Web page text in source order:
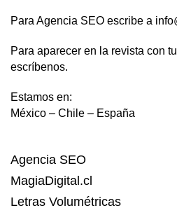
Para Agencia SEO escribe a
Para aparecer en la revista con
escríbenos.
Estamos en:
México – Chile – España
Agencia SEO
MagiaDigital.cl
Letras Volumétricas